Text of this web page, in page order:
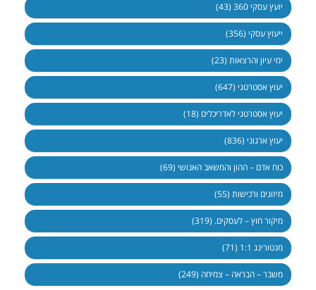
יועץ עסקי 360 (43)
ייעוץ עסקי (356)
ימי עיון והרצאות (23)
יעוץ אסטרטגי (647)
יעוץ אסטרטגי לאדריכלים (18)
יעוץ ארגוני (836)
כוח אדם – ההון והמשאב האנושי (69)
מיזוגים ורכישות (55)
מיקור חוץ – לעסקים. (319)
מנטורינג 1:1 (71)
משבר – הבראה – צמיחה (249)